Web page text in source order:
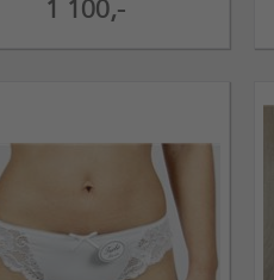
1 100,-